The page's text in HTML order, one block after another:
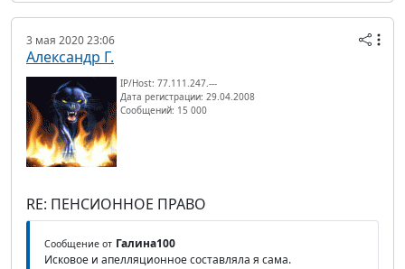
3 мая 2020 23:06
Александр Г.
IP/Host: 77.111.247.---
Дата регистрации: 29.04.2008
Сообщений: 15 000
RE: ПЕНСИОННОЕ ПРАВО
Сообщение от Галина100
Исковое и апелляционное составляла я сама.